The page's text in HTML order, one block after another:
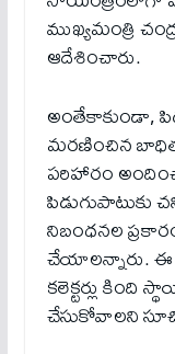
ముఖ్యమంత్రి
ఆదేశించారు.
అంతేకాకుండా,
మరణించిన
పరిహారం
పిడుగుపాటుకు
నిబంధనల
చేయాలన్నారు. ఈ
కలెక్టర్లు
చేసుకోవాలని